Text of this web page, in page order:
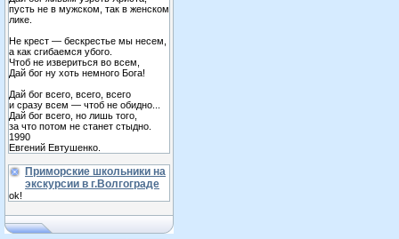
пусть не в мужском, так в женском
лике.
Не крест — бескрестье мы несем,
а как сгибаемся убого.
Чтоб не извериться во всем,
Дай бог ну хоть немного Бога!
Дай бог всего, всего, всего
и сразу всем — чтоб не обидно...
Дай бог всего, но лишь того,
за что потом не станет стыдно.
1990
Евгений Евтушенко.
Приморские школьники на
экскурсии в г.Волгограде
ok!